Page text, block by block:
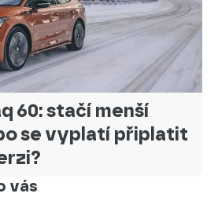
60: stačí menší
se vyplatí připlatit
vás